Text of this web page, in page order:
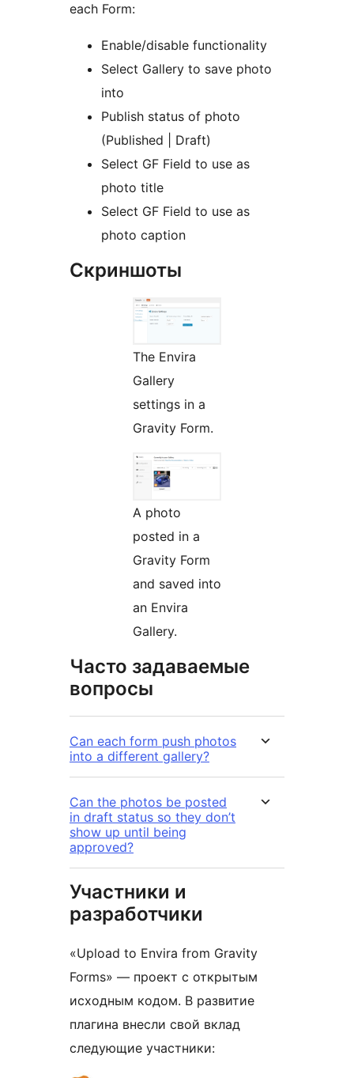
each Form:
Enable/disable functionality
Select Gallery to save photo
into
Publish status of photo
(Published | Draft)
Select GF Field to use as
photo title
Select GF Field to use as
photo caption
Скриншоты
The Envira
Gallery
settings in a
Gravity Form.
A photo
posted in a
Gravity Form
and saved into
an Envira
Gallery.
Часто задаваемые
вопросы
Can each form push photos
into a different gallery?
Can the photos be posted
in draft status so they don’t
show up until being
approved?
Участники и
разработчики
«Upload to Envira from Gravity
Forms» — проект с открытым
исходным кодом. В развитие
плагина внесли свой вклад
следующие участники: